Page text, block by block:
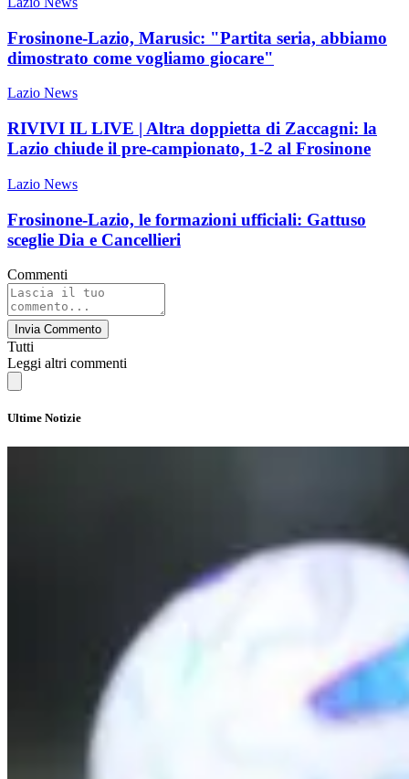
Frosinone-Lazio, Marusic: "Partita seria, abbiamo
dimostrato come vogliamo giocare"
Lazio News
RIVIVI IL LIVE | Altra doppietta di Zaccagni: la
Lazio chiude il pre-campionato, 1-2 al Frosinone
Lazio News
Frosinone-Lazio, le formazioni ufficiali: Gattuso
sceglie Dia e Cancellieri
Commenti
Invia Commento
Tutti
Leggi altri commenti
Ultime Notizie